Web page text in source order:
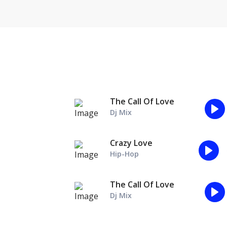
The Call Of Love
Dj Mix
Play
Crazy Love
Hip-Hop
Play
The Call Of Love
Dj Mix
Play